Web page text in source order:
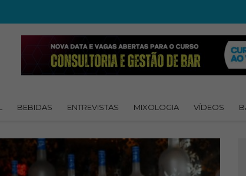
BEBIDAS ENTREVISTAS MIXOLOGIA VÍDEOS